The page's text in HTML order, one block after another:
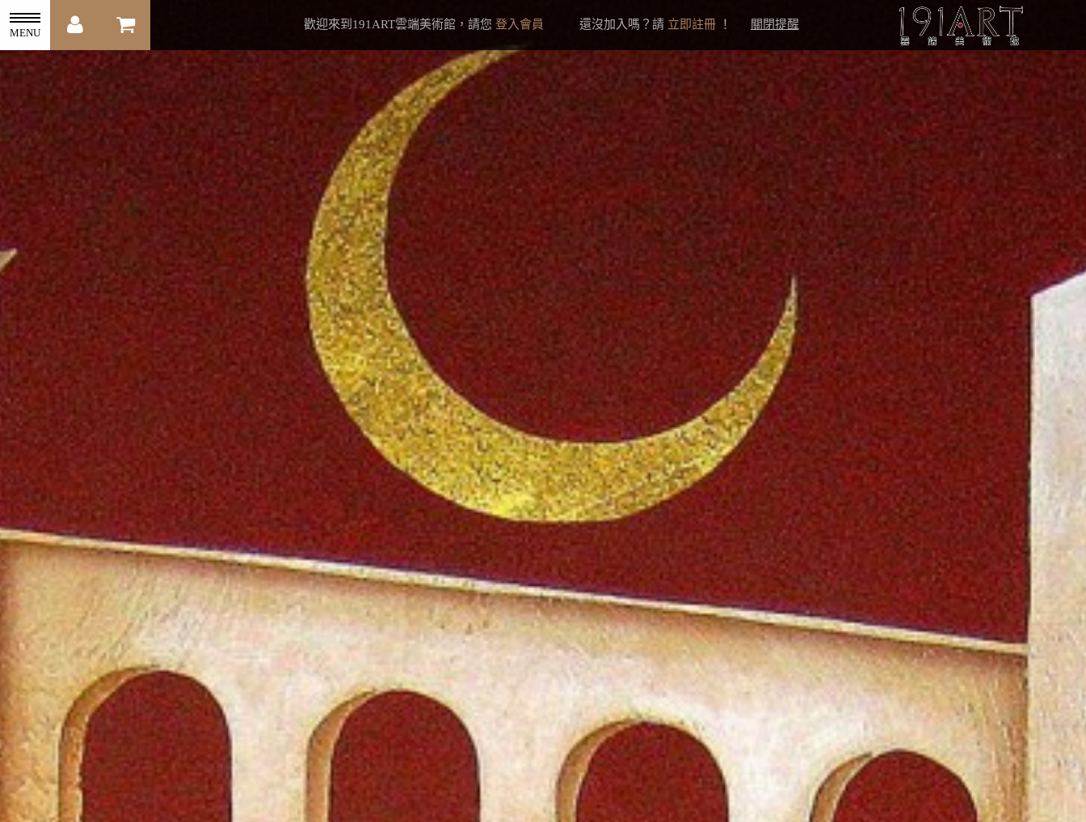
歡迎來到191ART雲端美術館，請您 登入會員 還沒加入嗎？請 立即註冊！ 關閉提醒
MENU